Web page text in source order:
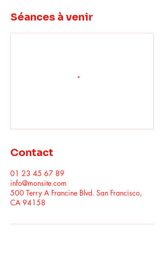
Séances à venir
Contact
01 23 45 67 89
info@monsite.com
500 Terry A Francine Blvd. San Francisco,
CA 94158